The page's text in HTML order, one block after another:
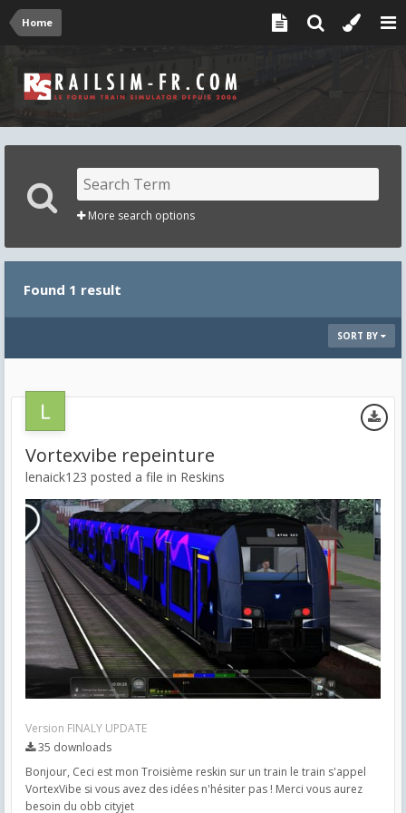
Home
More search options
Found 1 result
SORT BY
Vortexvibe repeinture
lenaick123 posted a file in Reskins
Version FINALY UPDATE
35 downloads
Bonjour, Ceci est mon Troisième reskin sur un train le train s'appel
VortexVibe si vous avez des idées n'hésiter pas ! Merci vous aurez
besoin du obb cityjet